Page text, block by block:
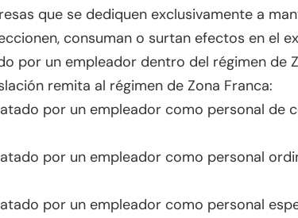
que se dediquen exclusivamente a
consuman o surtan efectos en el
por un empleador dentro del régimen de
remita al régimen de Zona Franca:
por un empleador como personal de
por un empleador como personal
por un empleador como personal